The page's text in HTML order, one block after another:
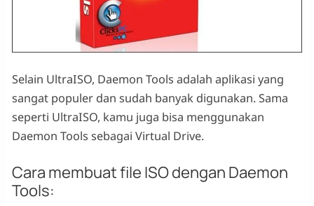
Selain UltraISO, Daemon Tools adalah aplikasi yang
sangat populer dan sudah banyak digunakan. Sama
seperti UltraISO, kamu juga bisa menggunakan
Daemon Tools sebagai Virtual Drive.
Cara membuat file ISO dengan Daemon
Tools: